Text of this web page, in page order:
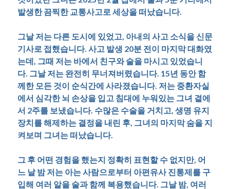
발생한 끔찍한 교통사고로 세상을 떠났습니다.
그날 저는 다른 도시에 있었고, 아내의 사고 소식을 신문
기사로 접했습니다. 사고 발생 20분 전이 마지막 대화였
는데, 그때 저는 바에서 친구와 술을 마시고 있었습니
다. 그날 저는 완전히 무너져버렸습니다. 15년 동안 함
께한 모든 것이 순식간에 사라졌습니다. 저는 중환자실
에서 심각한 뇌 손상을 입고 침대에 누워있는 그녀 곁에
서 2주를 보냈습니다. 수많은 수술을 거치고, 생명 유지
장치를 해제하는 결정을 내린 후, 그녀의 마지막 숨을 지
켜보며 그녀는 떠났습니다.
그 후 어떤 경험을 했는지 정확히 표현할 수 없지만, 어
느 날 밤 저는 아는 사람으로부터 아편유사 진통제를 구
입해 여러 알을 술과 함께 복용했습니다. 그날 밤, 여러